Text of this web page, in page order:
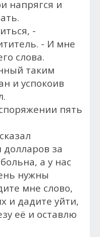
напрягся и
-
- И мне
слова.
таким
и успокоив
пять
за
а у нас
нужны
мне слово,
и дадите уйти,
её и оставлю